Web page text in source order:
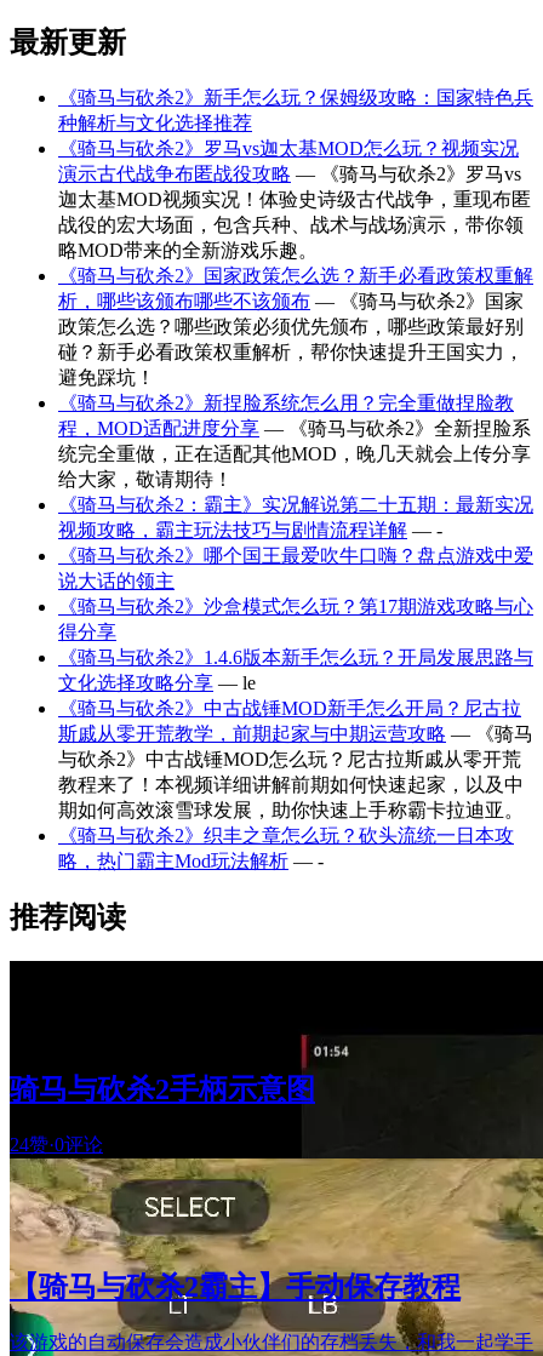
最新更新
《骑马与砍杀2》新手怎么玩？保姆级攻略：国家特色兵
种解析与文化选择推荐
《骑马与砍杀2》罗马vs迦太基MOD怎么玩？视频实况
演示古代战争布匿战役攻略 — 《骑马与砍杀2》罗马vs
迦太基MOD视频实况！体验史诗级古代战争，重现布匿
战役的宏大场面，包含兵种、战术与战场演示，带你领
略MOD带来的全新游戏乐趣。
《骑马与砍杀2》国家政策怎么选？新手必看政策权重解
析，哪些该颁布哪些不该颁布 — 《骑马与砍杀2》国家
政策怎么选？哪些政策必须优先颁布，哪些政策最好别
碰？新手必看政策权重解析，帮你快速提升王国实力，
避免踩坑！
《骑马与砍杀2》新捏脸系统怎么用？完全重做捏脸教
程，MOD适配进度分享 — 《骑马与砍杀2》全新捏脸系
统完全重做，正在适配其他MOD，晚几天就会上传分享
给大家，敬请期待！
《骑马与砍杀2：霸主》实况解说第二十五期：最新实况
视频攻略，霸主玩法技巧与剧情流程详解 — -
《骑马与砍杀2》哪个国王最爱吹牛口嗨？盘点游戏中爱
说大话的领主
《骑马与砍杀2》沙盒模式怎么玩？第17期游戏攻略与心
得分享
《骑马与砍杀2》1.4.6版本新手怎么玩？开局发展思路与
文化选择攻略分享 — le
《骑马与砍杀2》中古战锤MOD新手怎么开局？尼古拉
斯戚从零开荒教学，前期起家与中期运营攻略 — 《骑马
与砍杀2》中古战锤MOD怎么玩？尼古拉斯戚从零开荒
教程来了！本视频详细讲解前期如何快速起家，以及中
期如何高效滚雪球发展，助你快速上手称霸卡拉迪亚。
《骑马与砍杀2》织丰之章怎么玩？砍头流统一日本攻
略，热门霸主Mod玩法解析 — -
推荐阅读
骑马与砍杀2手柄示意图
24赞·0评论
【骑马与砍杀2霸主】手动保存教程
该游戏的自动保存会造成小伙伴们的存档丢失，和我一起学手